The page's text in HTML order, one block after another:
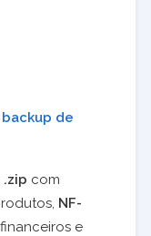
backup de
.zip com
NF-
e